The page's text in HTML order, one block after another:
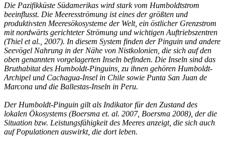
Die Pazifikküste Südamerikas wird stark vom Humboldtstrom
beeinflusst. Die Meeresströmung ist eines der größten und
produktivsten Meeresökosysteme der Welt, ein östlicher Grenzstrom
mit nordwärts gerichteter Strömung und wichtigen Auftriebszentren
(Thiel et al., 2007). In diesem System finden der Pinguin und andere
Seevögel Nahrung in der Nähe von Nistkolonien, die sich auf den
oben genannten vorgelagerten Inseln befinden. Die Inseln sind das
Bruthabitat des Humboldt-Pinguins, zu ihnen gehören Humboldt-
Archipel und Cachagua-Insel in Chile sowie Punta San Juan de
Marcona und die Ballestas-Inseln in Peru.
Der Humboldt-Pinguin gilt als Indikator für den Zustand des
lokalen Ökosystems (Boersma et. al. 2007, Boersma 2008), der die
Situation bzw. Leistungsfähigkeit des Meeres anzeigt, die sich auch
auf Populationen auswirkt, die dort leben.